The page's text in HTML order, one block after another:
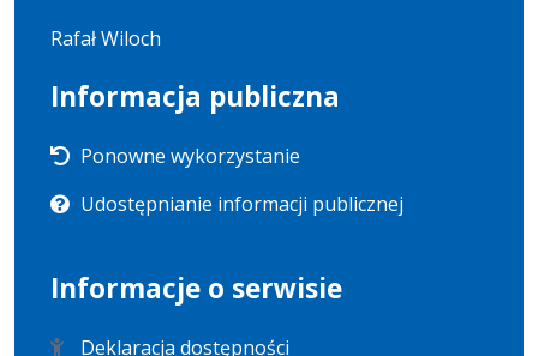
Rafał Wiloch
Informacja publiczna
Ponowne wykorzystanie
Udostępnianie informacji publicznej
Informacje o serwisie
Deklaracja dostępności